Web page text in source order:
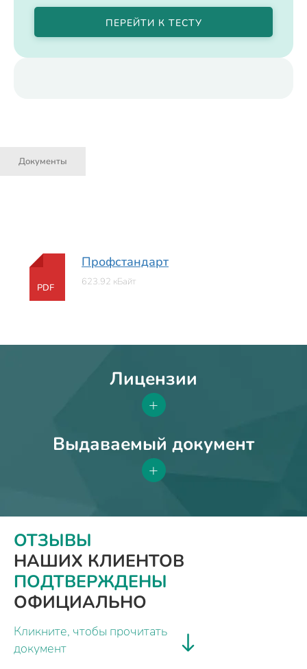
ПЕРЕЙТИ К ТЕСТУ
Документы
PDF
Профстандарт
623.92 кБайт
Лицензии
+
Выдаваемый документ
+
ОТЗЫВЫ
НАШИХ КЛИЕНТОВ
ПОДТВЕРЖДЕНЫ
ОФИЦИАЛЬНО
Кликните, чтобы прочитать
документ